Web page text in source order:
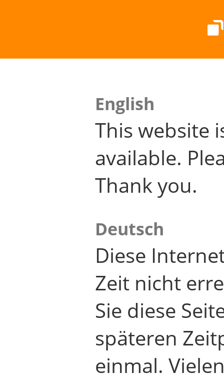
English
This website
available.
Thank you.
Deutsch
Diese
Zeit nicht
Sie diese
späteren
einmal.